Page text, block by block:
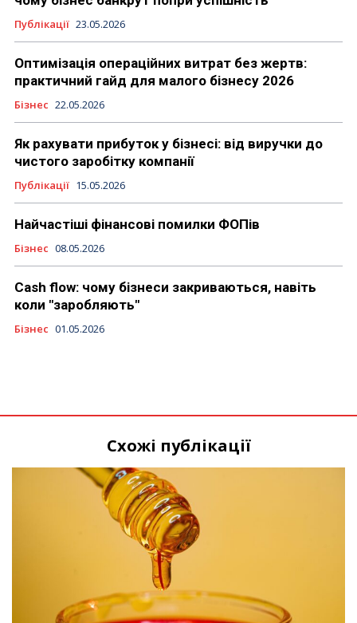
Публікації 23.05.2026
Оптимізація операційних витрат без жертв:
практичний гайд для малого бізнесу 2026
Бізнес 22.05.2026
Як рахувати прибуток у бізнесі: від виручки до
чистого заробітку компанії
Публікації 15.05.2026
Найчастіші фінансові помилки ФОПів
Бізнес 08.05.2026
Cash flow: чому бізнеси закриваються, навіть
коли "заробляють"
Бізнес 01.05.2026
Схожі публікації